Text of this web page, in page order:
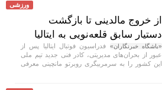
ورزشی
از خروج مالدینی تا بازگشت
دستیار سابق قلعه‌نویی به ایتالیا
«باشگاه خبرنگاران» فدراسیون فوتبال ایتالیا پس از
عبور از بحران‌های مدیریتی، کادر فنی جدید تیم ملی
این کشور را به سرمربیگری روبرتو مانچینی معرفی